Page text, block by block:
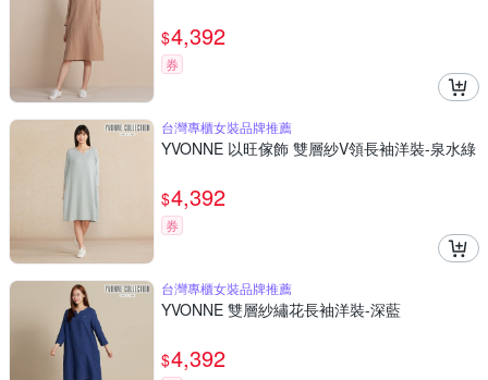
$4,392
券
台灣專櫃女裝品牌推薦
YVONNE 以旺傢飾 雙層紗V領長袖洋裝-泉水綠
$4,392
券
台灣專櫃女裝品牌推薦
YVONNE 雙層紗繡花長袖洋裝-深藍
$4,392